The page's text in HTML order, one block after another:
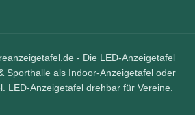
- Die LED-Anzeigetafel
Sporthalle als Indoor-Anzeigetafel oder
LED-Anzeigetafel drehbar für Vereine.